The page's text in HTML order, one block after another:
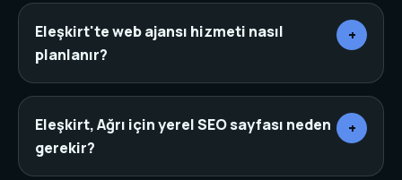
Eleşkirt'te web ajansı hizmeti nasıl
planlanır?
+
Önce sektör, rakipler, hedef müşteri ve mevcut
dijital varlıklar incelenir. Ardından sayfa mimarisi,
içerik, tasarım, teknik altyapı ve dönüşüm noktaları
Eleşkirt, Ağrı için yerel SEO sayfası neden
gerekir?
+